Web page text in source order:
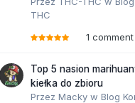
THC
1 comment
Top 5 nasion
kiełka do zbioru
Przez Macky w Blog